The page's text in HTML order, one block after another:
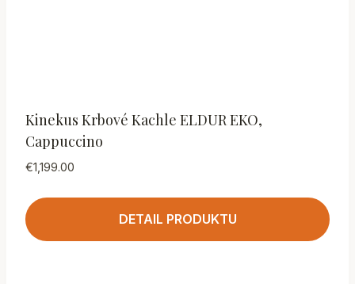
Kinekus Krbové Kachle ELDUR EKO,
Cappuccino
€1,199.00
DETAIL PRODUKTU